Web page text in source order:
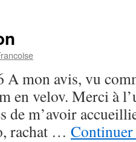
A mon avis, vu
en velov. Merci à
de m’avoir
rachat …